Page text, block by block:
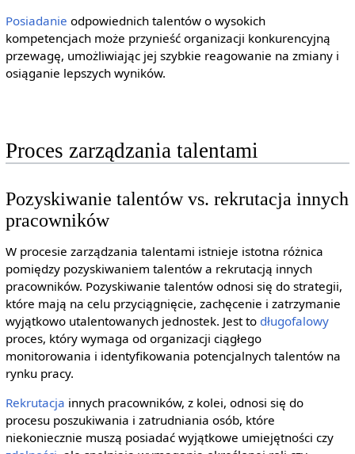
Posiadanie odpowiednich talentów o wysokich
kompetencjach może przynieść organizacji konkurencyjną
przewagę, umożliwiając jej szybkie reagowanie na zmiany i
osiąganie lepszych wyników.
Proces zarządzania talentami
Pozyskiwanie talentów vs. rekrutacja innych
pracowników
W procesie zarządzania talentami istnieje istotna różnica
pomiędzy pozyskiwaniem talentów a rekrutacją innych
pracowników. Pozyskiwanie talentów odnosi się do strategii,
które mają na celu przyciągnięcie, zachęcenie i zatrzymanie
wyjątkowo utalentowanych jednostek. Jest to długofalowy
proces, który wymaga od organizacji ciągłego
monitorowania i identyfikowania potencjalnych talentów na
rynku pracy.
Rekrutacja innych pracowników, z kolei, odnosi się do
procesu poszukiwania i zatrudniania osób, które
niekoniecznie muszą posiadać wyjątkowe umiejętności czy